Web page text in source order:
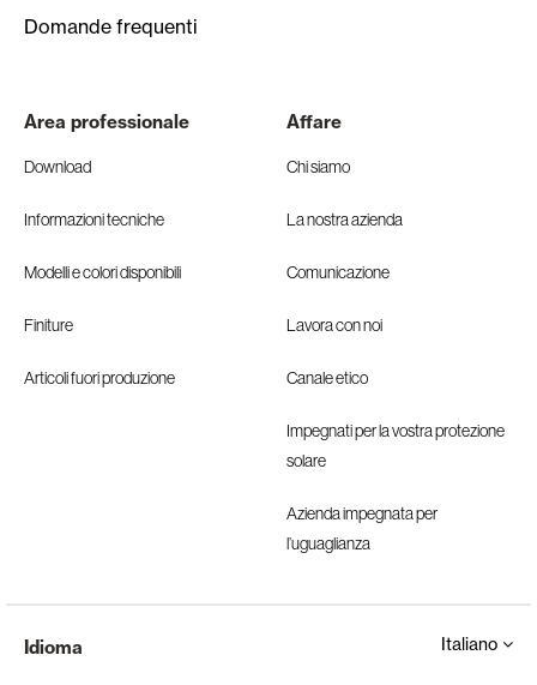
Domande frequenti
Area professionale
Download
Informazioni tecniche
Modelli e colori disponibili
Finiture
Articoli fuori produzione
Affare
Chi siamo
La nostra azienda
Comunicazione
Lavora con noi
Canale etico
Impegnati per la vostra protezione
solare
Azienda impegnata per
l’uguaglianza
Idioma Italiano